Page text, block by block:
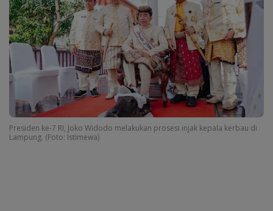
Presiden ke-7 RI, Joko Widodo melakukan prosesi injak kepala kerbau di
Lampung. (Foto: Istimewa)